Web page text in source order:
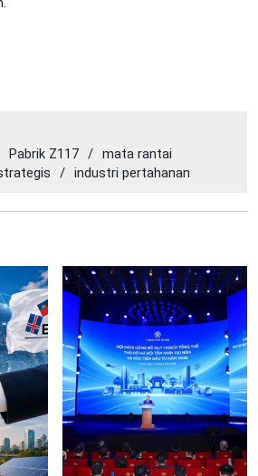
Pabrik Z117 / mata rantai
/ industri pertahanan